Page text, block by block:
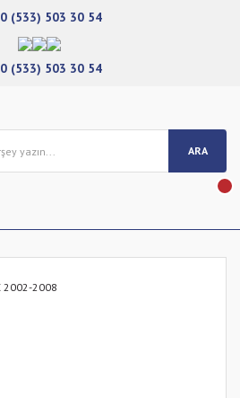
0 (533) 503 30 54
0 (533) 503 30 54
ARA